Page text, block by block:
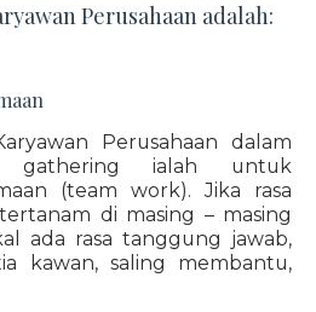
Perusahaan adalah:
Perusahaan dalam
gathering ialah untuk
(team work). Jika rasa
di masing – masing
ada rasa tanggung jawab,
kawan, saling membantu,